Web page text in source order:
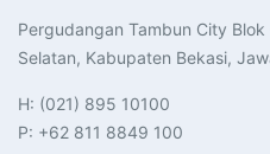
Pergudangan Tambun City Blok
Selatan, Kabupaten Bekasi,
H: (021) 895 10100
P: +62 811 8849 100